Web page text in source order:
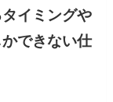
イミングや
できない仕